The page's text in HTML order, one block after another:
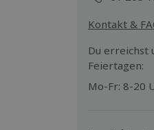
Kontakt &
Du erreichst
Feiertagen:
Mo-Fr: 8-20